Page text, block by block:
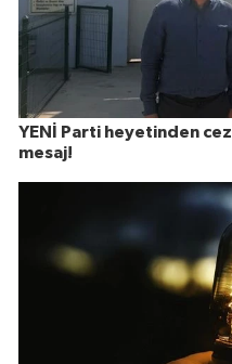
YENİ Parti heyetinden
mesaj!